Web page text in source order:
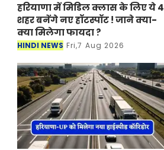
हरियाणा में मिडिल क्लास के लिए ये 4
शहर बनेंगे नए हॉटस्पॉट ! जाने क्या-
क्या मिलेगा फायदा ?
HINDI NEWS Fri,7 Aug 2026